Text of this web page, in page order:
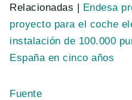
Relacionadas | Endesa
proyecto para el coche
instalación de 100.000
España en cinco años
Fuente